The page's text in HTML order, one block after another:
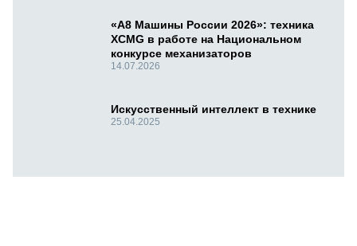
«А8 Машины России 2026»: техника
XCMG в работе на Национальном
конкурсе механизаторов
14.07.2026
Искусственный интеллект в технике
25.04.2025